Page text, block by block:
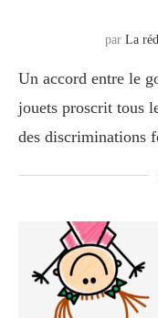
par La
Un accord entre le
jouets proscrit tous
des discriminations